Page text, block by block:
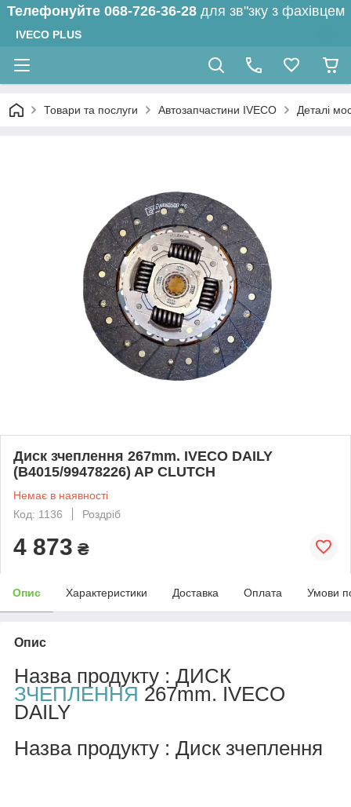
Телефонуйте 068-726-36-28 для зв"зку з фахівцем
IVECO PLUS
Товари та послуги Автозапчастини IVECO Деталі
Диск зчеплення 267mm. IVECO DAILY
(B4015/99478226) AP CLUTCH
Немає в наявності
Код: 1136
Роздріб
4 873 ₴
Опис Характеристики Доставка Оплата Умови
Опис
Назва продукту : ДИСК
ЗЧЕПЛЕННЯ 267mm. IVECO
DAILY
Назва продукту : Диск зчеплення